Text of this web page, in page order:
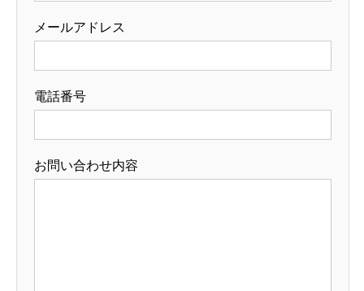
メールアドレス
電話番号
お問い合わせ内容